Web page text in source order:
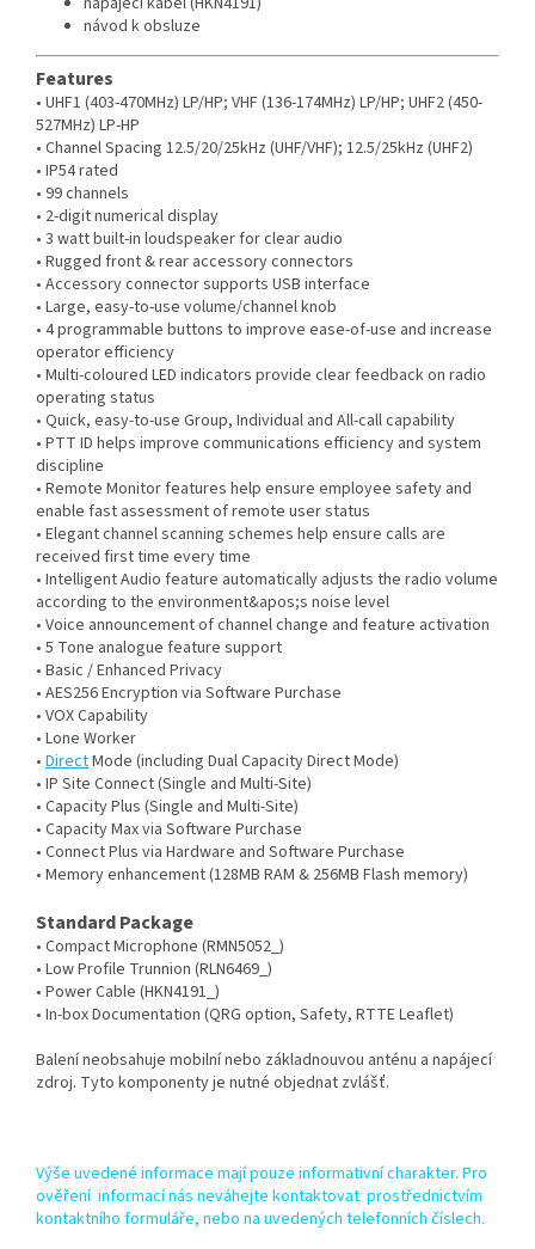
návod k obsluze
Features
• UHF1 (403-470MHz) LP/HP; VHF (136-174MHz) LP/HP; UHF2 (450-
527MHz) LP-HP
• Channel Spacing 12.5/20/25kHz (UHF/VHF); 12.5/25kHz (UHF2)
• IP54 rated
• 99 channels
• 2-digit numerical display
• 3 watt built-in loudspeaker for clear audio
• Rugged front & rear accessory connectors
• Accessory connector supports USB interface
• Large, easy-to-use volume/channel knob
• 4 programmable buttons to improve ease-of-use and increase
operator efficiency
• Multi-coloured LED indicators provide clear feedback on radio
operating status
• Quick, easy-to-use Group, Individual and All-call capability
• PTT ID helps improve communications efficiency and system
discipline
• Remote Monitor features help ensure employee safety and
enable fast assessment of remote user status
• Elegant channel scanning schemes help ensure calls are
received first time every time
• Intelligent Audio feature automatically adjusts the radio volume
according to the environment&apos;s noise level
• Voice announcement of channel change and feature activation
• 5 Tone analogue feature support
• Basic / Enhanced Privacy
• AES256 Encryption via Software Purchase
• VOX Capability
• Lone Worker
• DirectMode (including Dual Capacity Direct Mode)
• IP Site Connect (Single and Multi-Site)
• Capacity Plus (Single and Multi-Site)
• Capacity Max via Software Purchase
• Connect Plus via Hardware and Software Purchase
• Memory enhancement (128MB RAM & 256MB Flash memory)
Standard Package
• Compact Microphone (RMN5052_)
• Low Profile Trunnion (RLN6469_)
• Power Cable (HKN4191_)
• In-box Documentation (QRG option, Safety, RTTE Leaflet)
Balení neobsahuje mobilní nebo základnouvou anténu a napájecí
zdroj. Tyto komponenty je nutné objednat zvlášť.
Výše uvedené informace mají pouze informativní charakter. Pro
ověření informací nás neváhejte kontaktovat prostřednictvím
kontaktního formuláře, nebo na uvedených telefonních číslech.